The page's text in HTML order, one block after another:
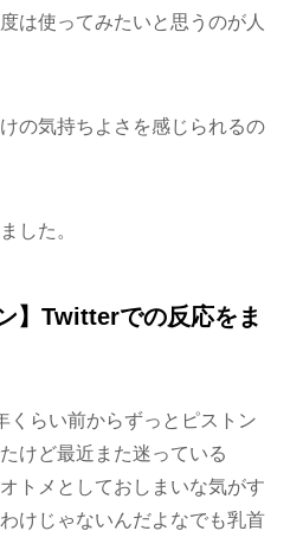
は使ってみたいと思うのが人
の気持ちよさを感じられるの
した。
】Twitterでの反応をま
くらい前からずっとピストン
けど最近また迷っている
トメとしておしまいな気がす
けじゃないんだよなでも乳首